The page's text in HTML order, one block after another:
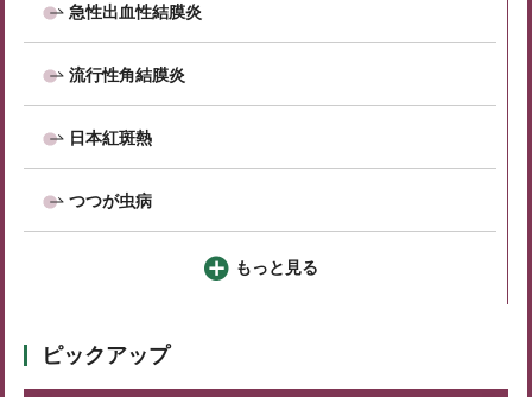
急性出血性結膜炎
流行性角結膜炎
日本紅斑熱
つつが虫病
もっと見る
ピックアップ